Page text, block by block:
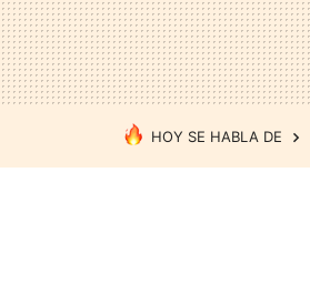
HOY SE HABLA DE